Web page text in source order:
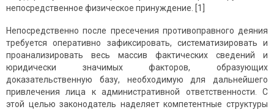
непосредственное физическое принуждение. [1]
Непосредственно после пресечения противоправного деяния
требуется оперативно зафиксировать, систематизировать и
проанализировать весь массив фактических сведений и
юридически значимых факторов, образующих
доказательственную базу, необходимую для дальнейшего
привлечения лица к административной ответственности. С
этой целью законодатель наделяет компетентные структуры